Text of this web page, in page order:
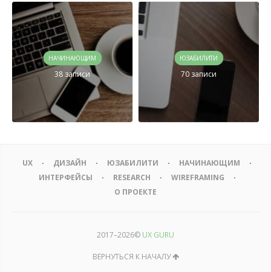
НАЧИНАЮЩИМ
38 записи
ЮЗАБИЛИТИ
70 записи
UX ДИЗАЙН ЮЗАБИЛИТИ
НАЧИНАЮЩИМ
ИНТЕРФЕЙСЫ
RESEARCH
WIREFRAMING
О ПРОЕКТЕ
2017–2026© UX GURU
ВЕРНУТЬСЯ К НАЧАЛУ